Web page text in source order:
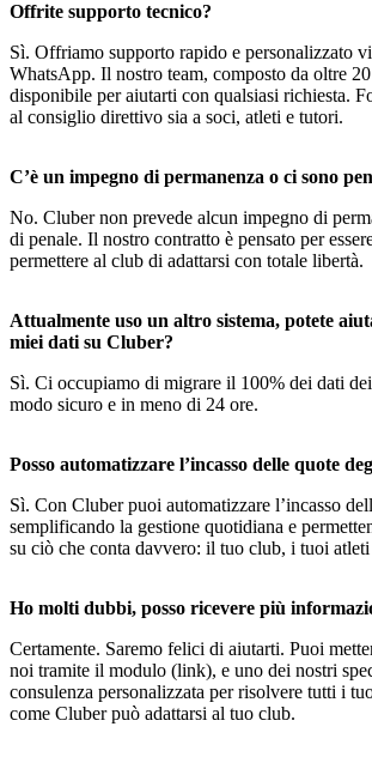
Offrite supporto tecnico?
Sì. Offriamo supporto rapido e personalizzato
WhatsApp. Il nostro team, composto da oltre
disponibile per aiutarti con qualsiasi richiesta.
al consiglio direttivo sia a soci, atleti e tutori.
C’è un impegno di permanenza o ci sono
No. Cluber non prevede alcun impegno di
di penale. Il nostro contratto è pensato per
permettere al club di adattarsi con totale libertà.
Attualmente uso un altro sistema, potete
miei dati su Cluber?
Sì. Ci occupiamo di migrare il 100% dei dati
modo sicuro e in meno di 24 ore.
Posso automatizzare l’incasso delle quote
Sì. Con Cluber puoi automatizzare l’incasso
semplificando la gestione quotidiana e
su ciò che conta davvero: il tuo club, i tuoi
Ho molti dubbi, posso ricevere più
Certamente. Saremo felici di aiutarti. Puoi
noi tramite il modulo (link), e uno dei nostri
consulenza personalizzata per risolvere tutti i
come Cluber può adattarsi al tuo club.